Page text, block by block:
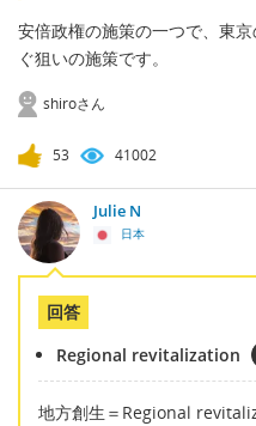
安倍政権の施策の一つで、東
ぐ狙いの施策です。
shiroさん
53 41002
Julie N
日本
回答
Regional revitalization
地方創生＝Regional